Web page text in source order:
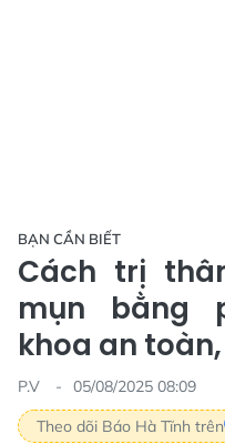
BẠN CẦN BIẾT
Cách trị
mụn bằng
khoa an
P.V
05/08/2025 08:09
Theo dõi Báo Hà Tĩnh trên